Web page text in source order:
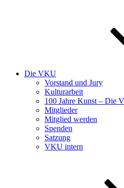
Die VKU
Vorstand und Jury
Kulturarbeit
100 Jahre Kunst – Die
Mitglieder
Mitglied werden
Spenden
Satzung
VKU intern